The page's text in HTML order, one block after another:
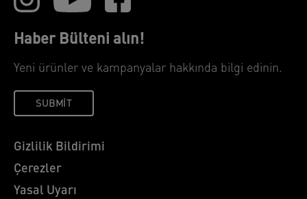
Haber Bülteni alın!
Yeni ürünler ve kampanyalar hakkında bilgi edinin.
SUBMIT
Gizlilik Bildirimi
Çerezler
Yasal Uyarı